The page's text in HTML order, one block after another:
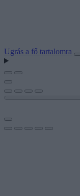
Ugrás a fő tartalomra